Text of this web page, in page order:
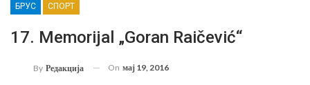
БРУС СПОРТ
17. Memorijal „Goran Raičević“
By Редакција On мај 19, 2016